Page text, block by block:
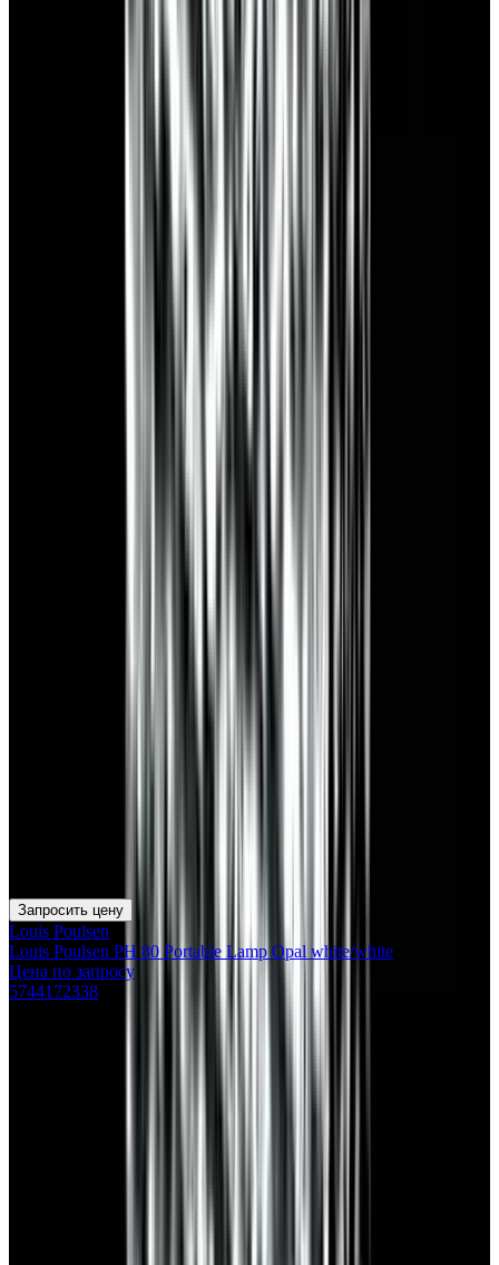
Запросить цену
Louis Poulsen
Louis Poulsen PH 80 Portable Lamp Opal white/white
Цена по запросу
5744172338